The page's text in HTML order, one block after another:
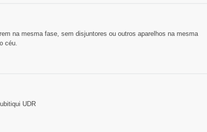
na mesma fase, sem disjuntores ou outros aparelhos na mesma
céu.
UDR